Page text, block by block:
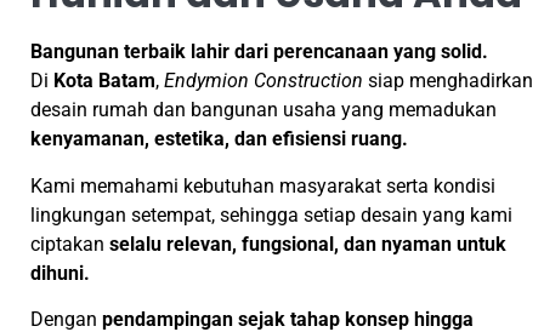
Bangunan terbaik lahir dari perencanaan yang solid.
Di Kota Batam, Endymion Construction siap menghadirkan
desain rumah dan bangunan usaha yang memadukan
kenyamanan, estetika, dan efisiensi ruang.
Kami memahami kebutuhan masyarakat serta kondisi
lingkungan setempat, sehingga setiap desain yang kami
ciptakan selalu relevan, fungsional, dan nyaman untuk
dihuni.
Dengan pendampingan sejak tahap konsep hingga